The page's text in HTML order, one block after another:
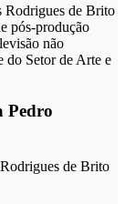
Rodrigues de Brito
pós-produção
não
do Setor de Arte e
Pedro
de Brito